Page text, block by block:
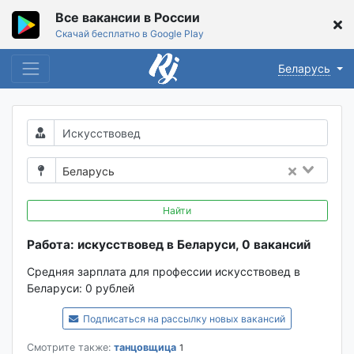
Все вакансии в России
Скачай бесплатно в Google Play
Беларусь
Беларусь
Найти
Работа: искусствовед в Беларуси, 0 вакансий
Средняя зарплата для профессии искусствовед в
Беларуси: 0 рублей
Подписаться на рассылку новых вакансий
Смотрите также: танцовщица 1